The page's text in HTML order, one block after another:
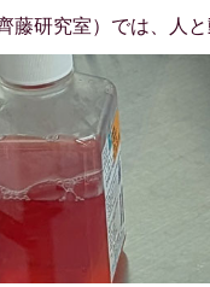
藤研究室）では、人